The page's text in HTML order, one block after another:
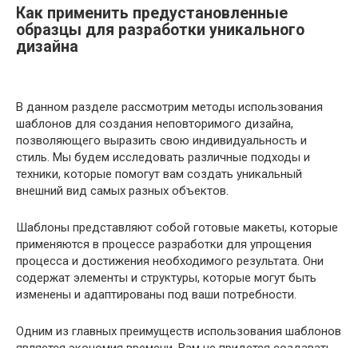
Как применить предустановленные
образцы для разработки уникального
дизайна
В данном разделе рассмотрим методы использования
шаблонов для создания неповторимого дизайна,
позволяющего выразить свою индивидуальность и
стиль. Мы будем исследовать различные подходы и
техники, которые помогут вам создать уникальный
внешний вид самых разных объектов.
Шаблоны представляют собой готовые макеты, которые
применяются в процессе разработки для упрощения
процесса и достижения необходимого результата. Они
содержат элементы и структуры, которые могут быть
изменены и адаптированы под ваши потребности.
Одним из главных преимуществ использования шаблонов